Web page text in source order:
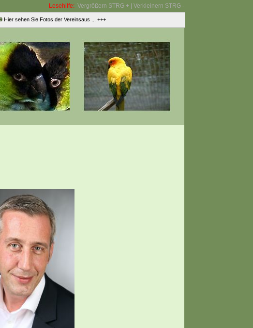
Lesehilfe: Vergrößern STRG + | Verkleinern STRG -
sehen Sie Fotos der Vereinsaus ... +++